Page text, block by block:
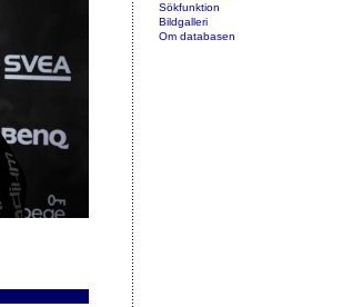
Sökfunktion
Bildgalleri
Om databasen